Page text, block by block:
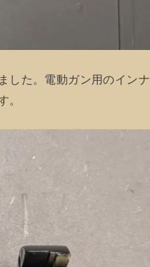
した。電動ガン用のインナ
。